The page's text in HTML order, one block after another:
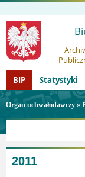
BIP
Statystyki
Organ uchwałodawczy »
2011